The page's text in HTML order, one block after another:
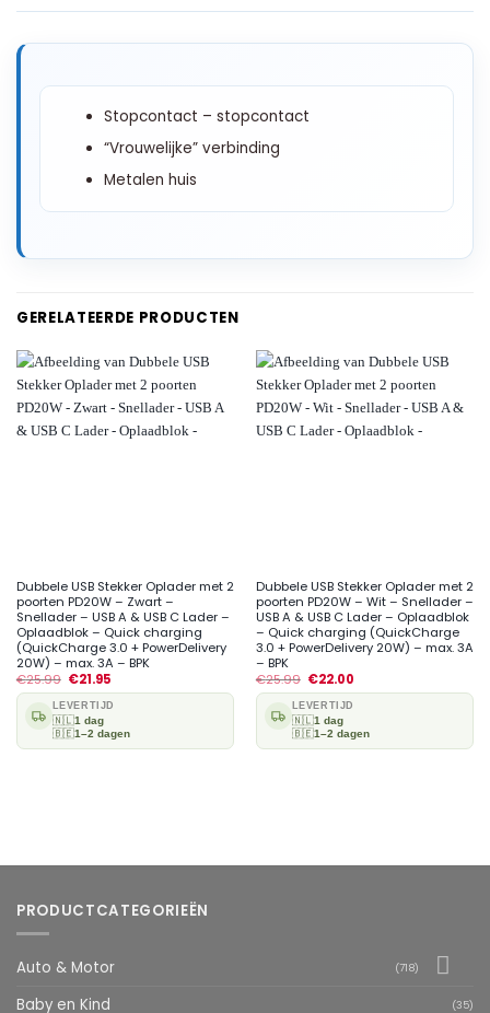
Stopcontact – stopcontact
“Vrouwelijke” verbinding
Metalen huis
GERELATEERDE PRODUCTEN
Dubbele USB Stekker Oplader met 2
poorten PD20W – Zwart –
Snellader – USB A & USB C Lader –
Oplaadblok – Quick charging
(QuickCharge 3.0 + PowerDelivery
20W) – max. 3A – BPK
€25.99 €21.95
LEVERTIJD
🇳🇱1 dag
🇧🇪1–2 dagen
Dubbele USB Stekker Oplader met 2
poorten PD20W – Wit – Snellader –
USB A & USB C Lader – Oplaadblok
– Quick charging (QuickCharge
3.0 + PowerDelivery 20W) – max. 3A
– BPK
€25.99 €22.00
LEVERTIJD
🇳🇱1 dag
🇧🇪1–2 dagen
PRODUCTCATEGORIEËN
Auto & Motor (718)
Baby en Kind (35)